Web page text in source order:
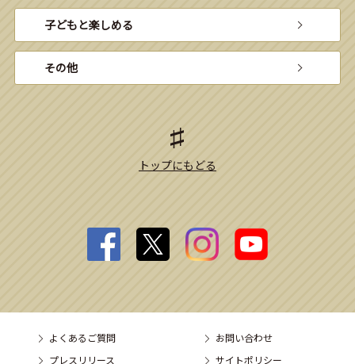
子どもと楽しめる
その他
トップにもどる
よくあるご質問
お問い合わせ
プレスリリース
サイトポリシー